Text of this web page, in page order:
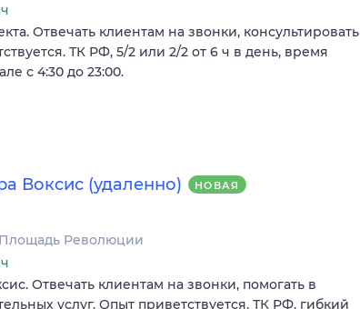
Отвечать клиентам на звонки, консультировать
ТК РФ, 5/2 или 2/2 от 6 ч в день, время
с 4:30 до 23:00.
Воксис (удаленно) НОВАЯ
Площадь Революции
Отвечать клиентам на звонки, помогать в
услуг. Опыт приветствуется. ТК РФ, гибкий